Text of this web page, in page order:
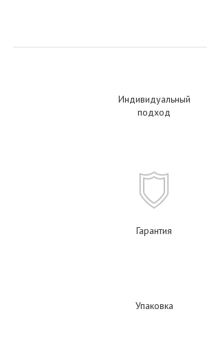
Индивидуальный
подход
Гарантия
Упаковка